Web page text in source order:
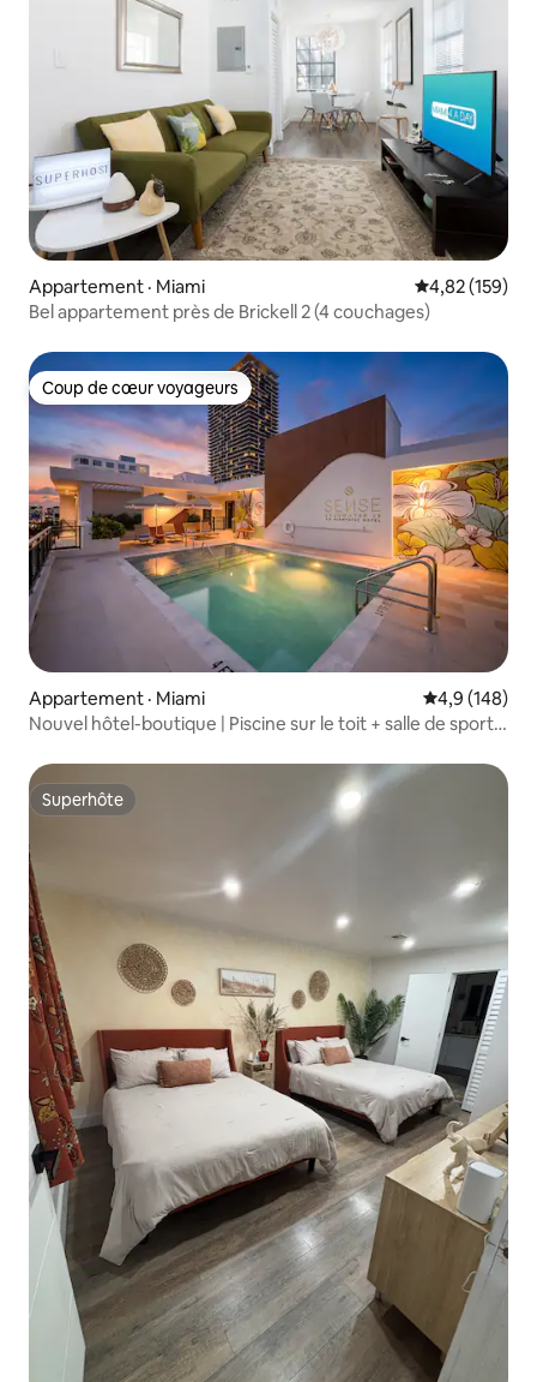
Appartement · Miami Note
4,82 (159)
Bel appartement près de Brickell 2 (4 couchages)
Coup de cœur voyageurs
Coup de cœur voyageurs
Appartement · Miami Note
4,9 (148)
Nouvel hôtel-boutique | Piscine sur le toit + salle de sport |
Superhôte
Superhôte